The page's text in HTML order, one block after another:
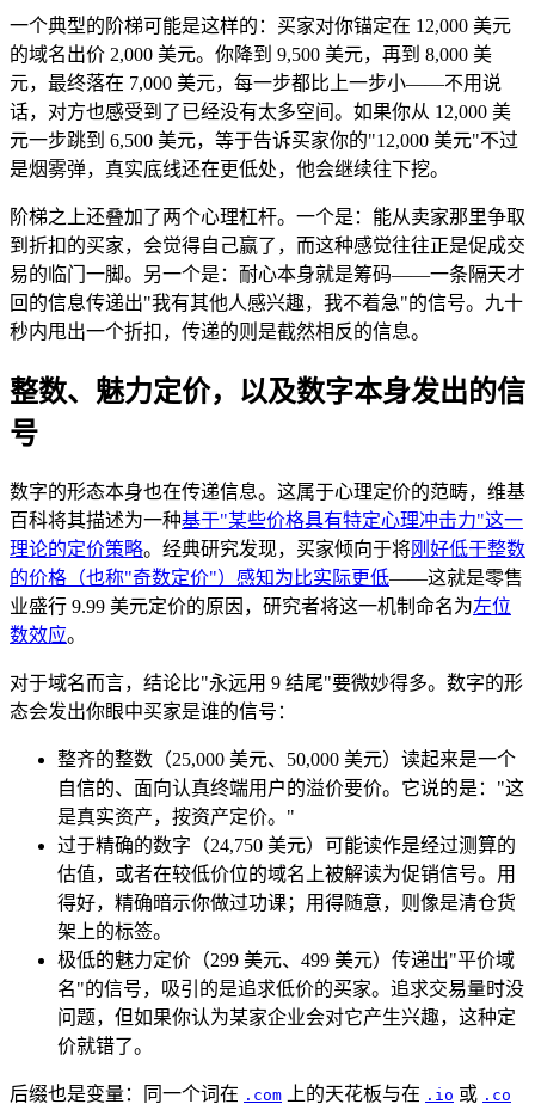
一个典型的阶梯可能是这样的：买家对你锚定在 12,000 美元
的域名出价 2,000 美元。你降到 9,500 美元，再到 8,000 美
元，最终落在 7,000 美元，每一步都比上一步小——不用说
话，对方也感受到了已经没有太多空间。如果你从 12,000 美
元一步跳到 6,500 美元，等于告诉买家你的"12,000 美元"不过
是烟雾弹，真实底线还在更低处，他会继续往下挖。
阶梯之上还叠加了两个心理杠杆。一个是：能从卖家那里争取
到折扣的买家，会觉得自己赢了，而这种感觉往往正是促成交
易的临门一脚。另一个是：耐心本身就是筹码——一条隔天才
回的信息传递出"我有其他人感兴趣，我不着急"的信号。九十
秒内甩出一个折扣，传递的则是截然相反的信息。
整数、魅力定价，以及数字本身发出的信
号
数字的形态本身也在传递信息。这属于心理定价的范畴，维基
百科将其描述为一种基于"某些价格具有特定心理冲击力"这一
理论的定价策略。经典研究发现，买家倾向于将刚好低于整数
的价格（也称"奇数定价"）感知为比实际更低——这就是零售
业盛行 9.99 美元定价的原因，研究者将这一机制命名为左位
数效应。
对于域名而言，结论比"永远用 9 结尾"要微妙得多。数字的形
态会发出你眼中买家是谁的信号：
整齐的整数（25,000 美元、50,000 美元）读起来是一个
自信的、面向认真终端用户的溢价要价。它说的是："这
是真实资产，按资产定价。"
过于精确的数字（24,750 美元）可能读作是经过测算的
估值，或者在较低价位的域名上被解读为促销信号。用
得好，精确暗示你做过功课；用得随意，则像是清仓货
架上的标签。
极低的魅力定价（299 美元、499 美元）传递出"平价域
名"的信号，吸引的是追求低价的买家。追求交易量时没
问题，但如果你认为某家企业会对它产生兴趣，这种定
价就错了。
后缀也是变量：同一个词在 .com 上的天花板与在 .io 或 .co